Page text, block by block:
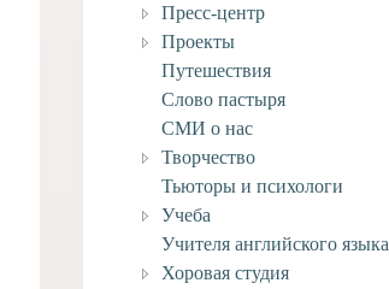
Пресс-центр
Проекты
Путешествия
Слово пастыря
СМИ о нас
Творчество
Тьюторы и психологи
Учеба
Учителя английского языка
Хоровая студия